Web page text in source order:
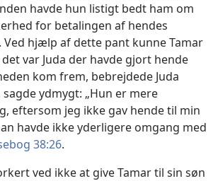
havde hun listigt bedt ham om
for betalingen af hendes
Ved hjælp af dette pant kunne Tamar
var Juda der havde gjort hende
kom frem, bebrejdede Juda
ydmygt: „Hun er mere
eftersom jeg ikke gav hende til min
havde ikke yderligere omgang med
38:26.
ved ikke at give Tamar til sin søn